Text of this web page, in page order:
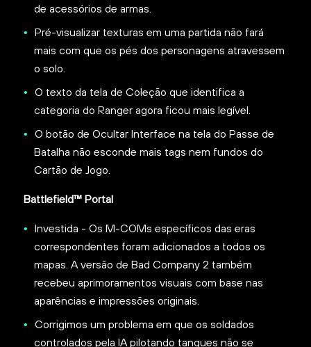
de acessórios de armas.
Pré-visualizar texturas em uma partida não fará
mais com que os pés dos personagens atravessem
o solo.
O texto da tela de Coleção que identifica a
categoria do Ranger agora ficou mais legível.
O botão de Ocultar Interface na tela do Passe de
Batalha não esconde mais tags nem fundos do
Cartão de Jogo.
Battlefield™ Portal
Investida - Os M-COMs específicos das eras
correspondentes foram adicionados a todos os
mapas. A versão de Bad Company 2 também
recebeu aprimoramentos visuais com base nas
aparências e impressões originais.
Corrigimos um problema em que os soldados
controlados pela IA pilotando tanques não se